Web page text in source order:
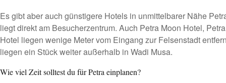
Es gibt aber auch günstigere Hotels in unmittelbarer Nähe
liegt direkt am Besucherzentrum. Auch Petra Moon Hotel,
Hotel liegen wenige Meter vom Eingang zur Felsenstadt
liegen ein Stück weiter außerhalb in Wadi Musa.
Wie viel Zeit solltest du für Petra einplanen?